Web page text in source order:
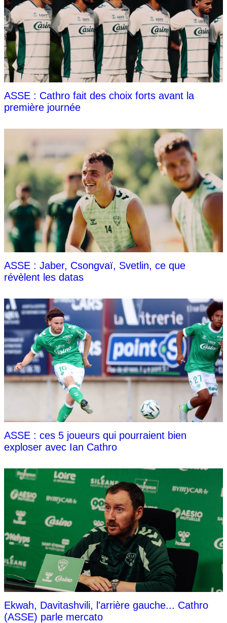
ASSE : Cathro fait des choix forts avant la
première journée
ASSE : Jaber, Csongvaï, Svetlin, ce que
révèlent les datas
ASSE : ces 5 joueurs qui pourraient bien
exploser avec Ian Cathro
Ekwah, Davitashvili, l'arrière gauche... Cathro
(ASSE) parle mercato